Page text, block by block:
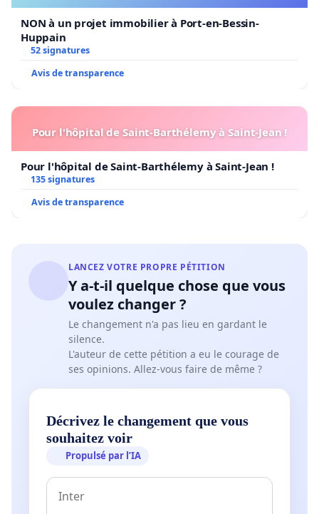
NON à un projet immobilier à Port-en-Bessin-
Huppain
52 signatures
Avis de transparence
Pour l'hôpital de Saint-Barthélemy à Saint-Jean !
Pour l'hôpital de Saint-Barthélemy à Saint-Jean !
135 signatures
Avis de transparence
LANCEZ VOTRE PROPRE PÉTITION
Y a-t-il quelque chose que vous
voulez changer ?
Le changement n'a pas lieu en gardant le
silence.
L'auteur de cette pétition a eu le courage de
ses opinions. Allez-vous faire de même ?
Décrivez le changement que vous
souhaitez voir
Propulsé par l’IA